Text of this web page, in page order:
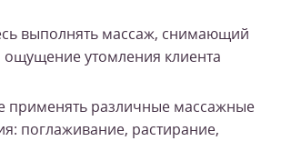
выполнять массаж, снимающий
ощущение утомления клиента
применять различные массажные
поглаживание, растирание,